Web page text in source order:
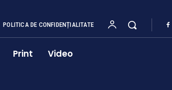
POLITICA DE CONFIDENȚIALITATE
Print Video